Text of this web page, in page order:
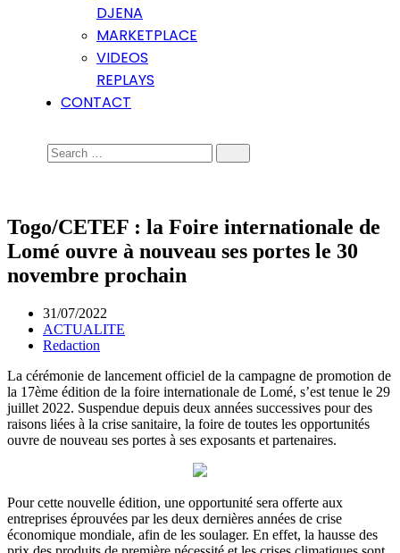
DJENA
MARKETPLACE
VIDEOS
REPLAYS
CONTACT
Togo/CETEF : la Foire internationale de
Lomé ouvre à nouveau ses portes le 30
novembre prochain
31/07/2022
ACTUALITE
Redaction
La cérémonie de lancement officiel de la campagne de promotion de
la 17ème édition de la foire internationale de Lomé, s’est tenue le 29
juillet 2022. Suspendue depuis deux années successives pour des
raisons liées à la crise sanitaire, la foire de toutes les opportunités
ouvre de nouveau ses portes à ses exposants et partenaires.
Pour cette nouvelle édition, une opportunité sera offerte aux
entreprises éprouvées par les deux dernières années de crise
économique mondiale, afin de les soulager. En effet, la hausse des